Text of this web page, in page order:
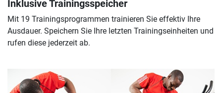
Inklusive Trainingsspeicher
Mit 19 Trainingsprogrammen trainieren Sie effektiv Ihre
Ausdauer. Speichern Sie Ihre letzten Trainingseinheiten und
rufen diese jederzeit ab.